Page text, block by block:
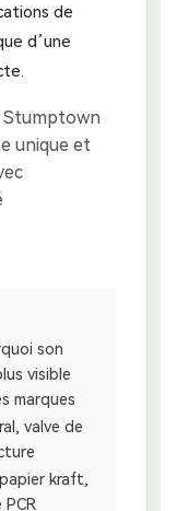
de
d’une
son
visible
marques
valve de
kraft,